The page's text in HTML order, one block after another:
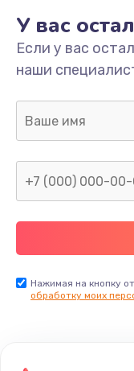
У вас
Если у вас
наши
Нажимая на кнопку
обработку моих